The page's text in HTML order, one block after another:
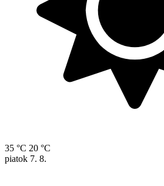
35 °C 20 °C
piatok 7. 8.